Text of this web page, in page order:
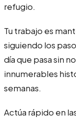
refugio.
Tu trabajo es
siguiendo los
día que pasa sin
innumerables
semanas.
Actúa rápido en